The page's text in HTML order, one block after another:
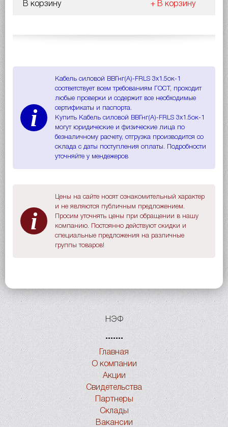
В корзину + В корзину
i
Кабель силовой ВВГнг(A)-FRLS 3х1.5ок-1
соответствует всем требованиям ГОСТ, проходит
любые проверки и содержит все необходимые
сертификаты и паспорта.
Купить Кабель силовой ВВГнг(A)-FRLS 3х1.5ок-1
могут юридические и физические лица по
безналичному расчету, отгрузка производится со
склада с даты поступления оплаты. Подробности
уточняйте у мендежеров
i
Цены на сайте носят ознакомительный характер
и не являются публичным предложением.
Просим уточнять цены при обращении в нашу
компанию. Постоянно действуют скидки и
специальные предложения на различные
группы товаров!
НЭФ
Главная
О компании
Акции
Свидетельства
Партнеры
Склады
Вакансии